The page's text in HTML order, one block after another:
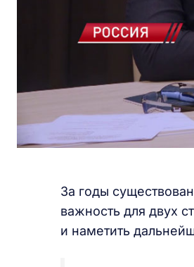
За годы
важность для двух
и наметить